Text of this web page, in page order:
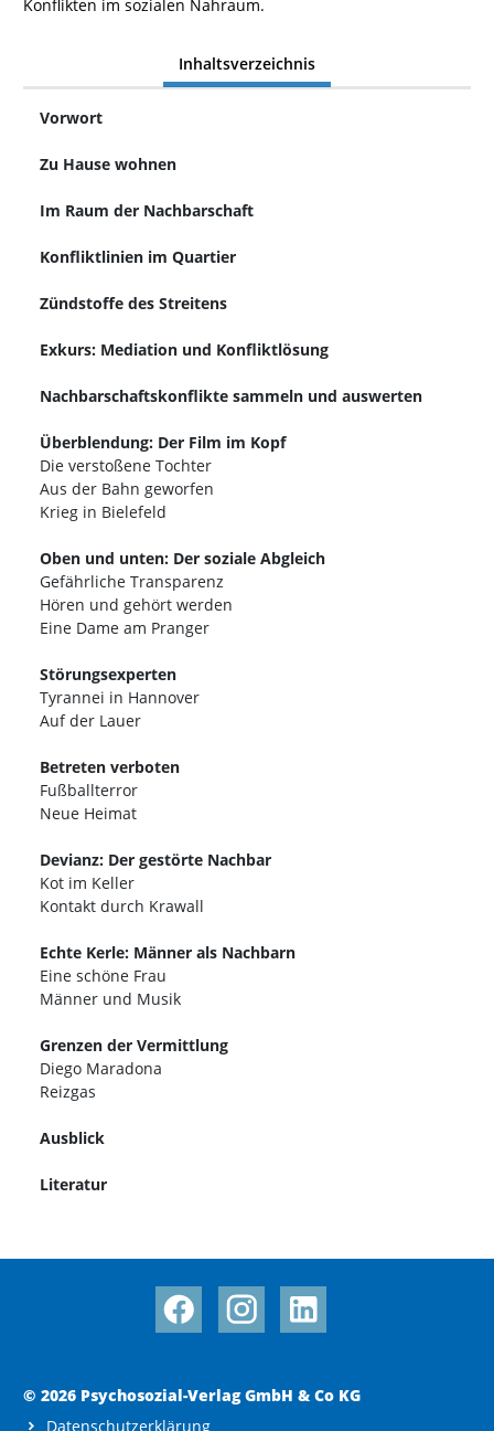
Konflikten im sozialen Nahraum.
Inhaltsverzeichnis
Vorwort
Zu Hause wohnen
Im Raum der Nachbarschaft
Konfliktlinien im Quartier
Zündstoffe des Streitens
Exkurs: Mediation und Konfliktlösung
Nachbarschaftskonflikte sammeln und auswerten
Überblendung: Der Film im Kopf
Die verstoßene Tochter
Aus der Bahn geworfen
Krieg in Bielefeld
Oben und unten: Der soziale Abgleich
Gefährliche Transparenz
Hören und gehört werden
Eine Dame am Pranger
Störungsexperten
Tyrannei in Hannover
Auf der Lauer
Betreten verboten
Fußballterror
Neue Heimat
Devianz: Der gestörte Nachbar
Kot im Keller
Kontakt durch Krawall
Echte Kerle: Männer als Nachbarn
Eine schöne Frau
Männer und Musik
Grenzen der Vermittlung
Diego Maradona
Reizgas
Ausblick
Literatur
© 2026 Psychosozial-Verlag GmbH & Co KG
Datenschutzerklärung